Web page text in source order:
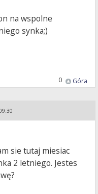
na wspolne
synka;)
Góra
0
sie tutaj miesiac
2 letniego. Jestes